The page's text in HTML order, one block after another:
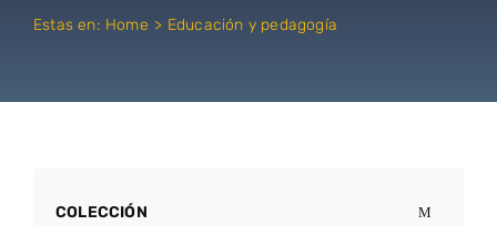
Catálogo Editorial
Estas en: Home Educación y pedagogía
COLECCIÓN